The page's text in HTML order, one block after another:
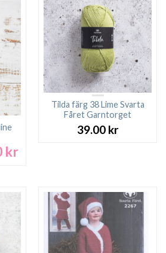
krDet
89.00 kr.
Tilda färg 38 Lime Svarta
Fåret Garntorget
39.00 kr